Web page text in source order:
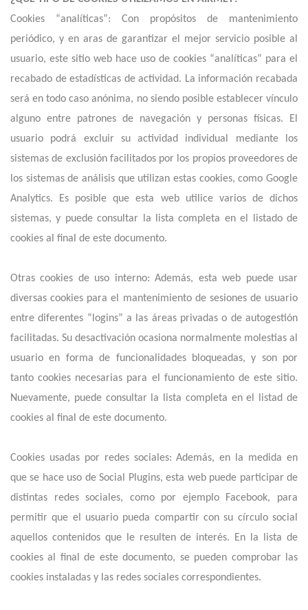
Cookies “analíticas”: Con propósitos de mantenimiento
periódico, y en aras de garantizar el mejor servicio posible al
usuario, este sitio web hace uso de cookies “analíticas” para el
recabado de estadísticas de actividad. La información recabada
será en todo caso anónima, no siendo posible establecer vínculo
alguno entre patrones de navegación y personas físicas. El
usuario podrá excluir su actividad individual mediante los
sistemas de exclusión facilitados por los propios proveedores de
los sistemas de análisis que utilizan estas cookies, como Google
Analytics. Es posible que esta web utilice varios de dichos
sistemas, y puede consultar la lista completa en el listado de
cookies al final de este documento.
Otras cookies de uso interno: Además, esta web puede usar
diversas cookies para el mantenimiento de sesiones de usuario
entre diferentes “logins” a las áreas privadas o de autogestión
facilitadas. Su desactivación ocasiona normalmente molestias al
usuario en forma de funcionalidades bloqueadas, y son por
tanto cookies necesarias para el funcionamiento de este sitio.
Nuevamente, puede consultar la lista completa en el listad de
cookies al final de este documento.
Cookies usadas por redes sociales: Además, en la medida en
que se hace uso de Social Plugins, esta web puede participar de
distintas redes sociales, como por ejemplo Facebook, para
permitir que el usuario pueda compartir con su círculo social
aquellos contenidos que le resulten de interés. En la lista de
cookies al final de este documento, se pueden comprobar las
cookies instaladas y las redes sociales correspondientes.